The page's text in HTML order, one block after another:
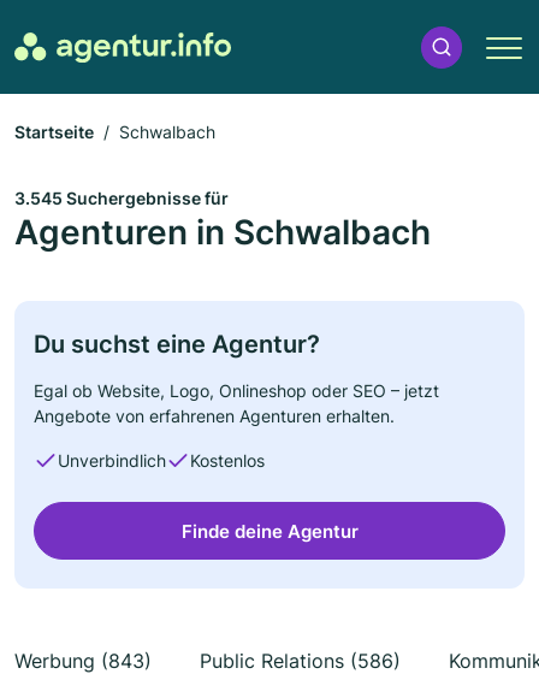
Startseite Schwalbach
3.545 Suchergebnisse für
Agenturen in Schwalbach
Du suchst eine Agentur?
Egal ob Website, Logo, Onlineshop oder SEO – jetzt
Angebote von erfahrenen Agenturen erhalten.
Unverbindlich Kostenlos
Finde deine Agentur
Werbung (843) Public Relations (586)